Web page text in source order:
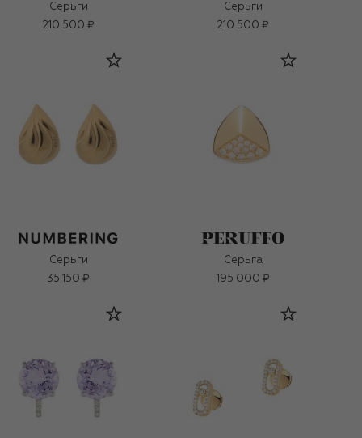
Серьги
210 500 ₽
Серьги
210 500 ₽
Серьги
35 150 ₽
Серьга
195 000 ₽